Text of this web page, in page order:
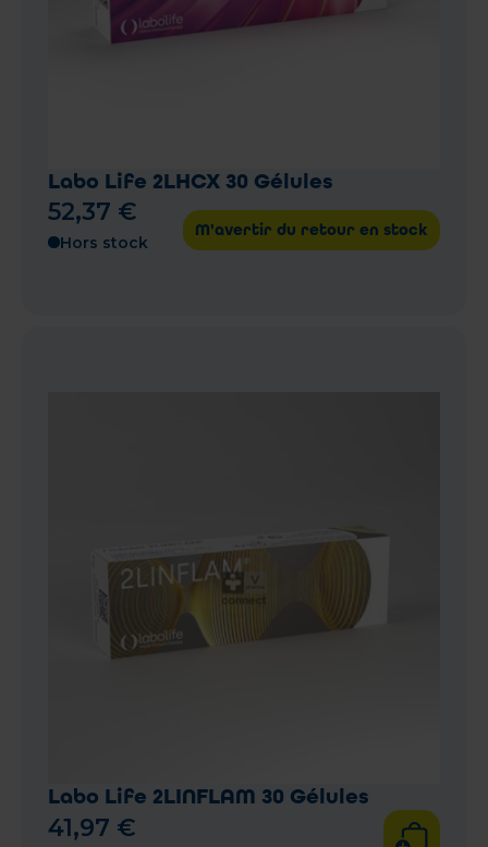
Labo Life 2LHCX 30 Gélules
52,37 €
Hors stock
M'avertir du retour en stock
Labo Life 2LINFLAM 30 Gélules
41,97 €